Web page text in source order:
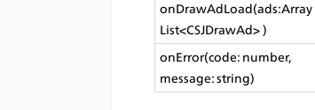
onDrawAdLoad(ads:Array
List<CSJDrawAd> )
onError(code: number,
message: string)